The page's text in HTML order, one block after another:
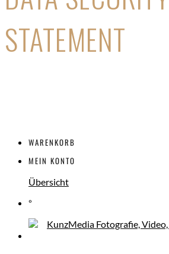
STATEMENT
WARENKORB
MEIN KONTO
Übersicht
°